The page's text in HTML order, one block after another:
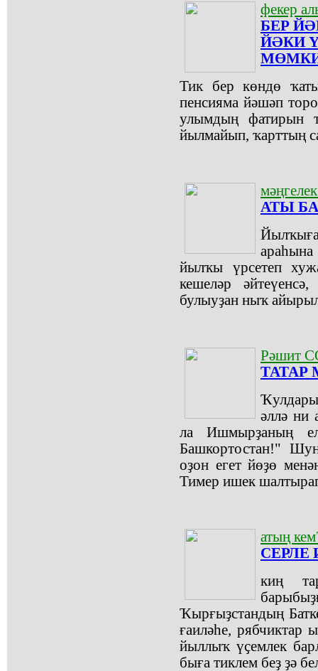
фекер
БЕР
ЙӘКИ
Тик бер көндө
пенсияма йәшәп
улымдың фатирын
йылмайып, ҡарттың
АТЫ
йылҡы үрсетеп
кешеләр
булыуҙан ныҡ
Рәшит
ТАТАР
әллә ни
ла Ишмырҙаның
Башкортостан!"
оҙон егет йөҙө
Тимер ишек
атың
СЕРЛЕ
киң
Ҡырғыҙстандың
ғаиләһе, рябчиктар
йыллыҡ үҫемлек
быға тиклем беҙ ҙә